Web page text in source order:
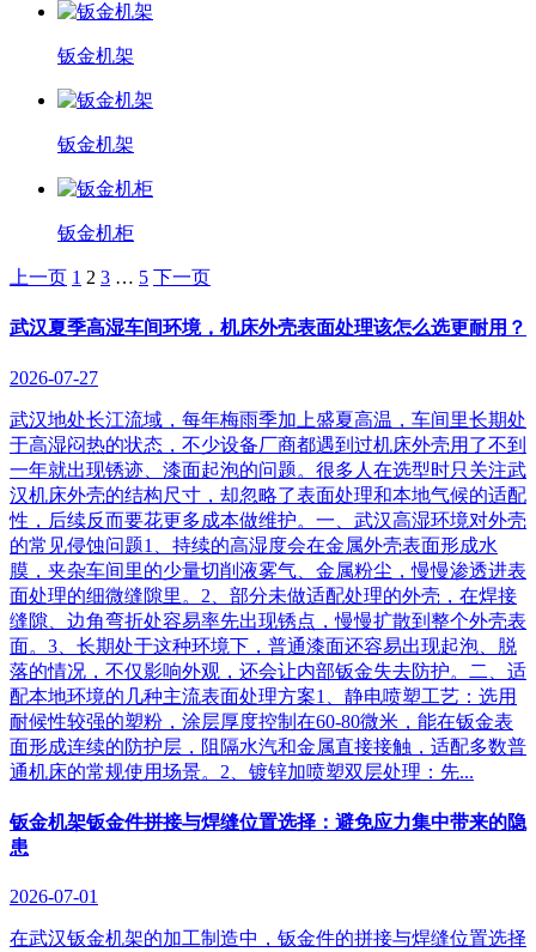
钣金机架
钣金机架
钣金机柜
上一页 1 2 3 … 5 下一页
武汉夏季高湿车间环境，机床外壳表面处理该怎么选更耐用？
2026-07-27
武汉地处长江流域，每年梅雨季加上盛夏高温，车间里长期处
于高湿闷热的状态，不少设备厂商都遇到过机床外壳用了不到
一年就出现锈迹、漆面起泡的问题。很多人在选型时只关注武
汉机床外壳的结构尺寸，却忽略了表面处理和本地气候的适配
性，后续反而要花更多成本做维护。一、武汉高湿环境对外壳
的常见侵蚀问题1、持续的高湿度会在金属外壳表面形成水
膜，夹杂车间里的少量切削液雾气、金属粉尘，慢慢渗透进表
面处理的细微缝隙里。2、部分未做适配处理的外壳，在焊接
缝隙、边角弯折处容易率先出现锈点，慢慢扩散到整个外壳表
面。3、长期处于这种环境下，普通漆面还容易出现起泡、脱
落的情况，不仅影响外观，还会让内部钣金失去防护。二、适
配本地环境的几种主流表面处理方案1、静电喷塑工艺：选用
耐候性较强的塑粉，涂层厚度控制在60-80微米，能在钣金表
面形成连续的防护层，阻隔水汽和金属直接接触，适配多数普
通机床的常规使用场景。2、镀锌加喷塑双层处理：先...
钣金机架钣金件拼接与焊缝位置选择：避免应力集中带来的隐
患
2026-07-01
在武汉钣金机架的加工制造中，钣金件的拼接与焊缝位置选择